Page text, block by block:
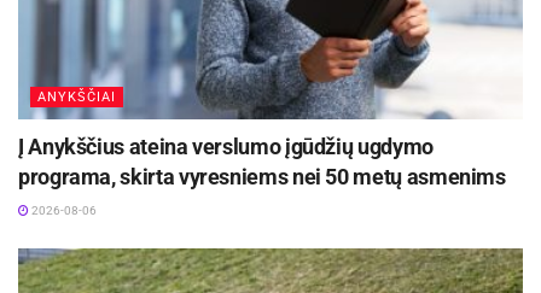
ANYKŠČIAI
Į Anykščius ateina verslumo įgūdžių ugdymo
programa, skirta vyresniems nei 50 metų asmenims
2026-08-06